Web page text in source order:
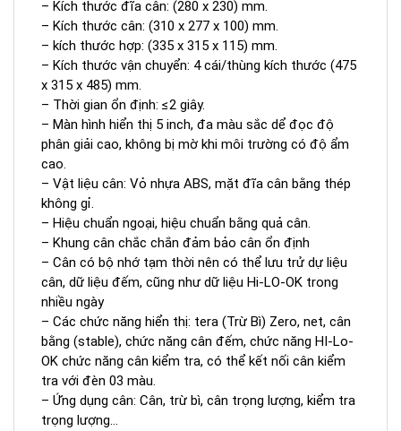
– Kích thước đĩa cân: (280 x 230) mm.
– Kích thước cân: (310 x 277 x 100) mm.
– kích thước hợp: (335 x 315 x 115) mm.
– Kích thước vận chuyển: 4 cái/thùng kích thước (475
x 315 x 485) mm.
– Thời gian ổn định: ≤2 giây.
– Màn hình hiển thị 5 inch, đa màu sắc dể đọc độ
phân giải cao, không bị mờ khi môi trường có độ ẩm
cao.
– Vật liệu cân: Vỏ nhựa ABS, mặt đĩa cân bằng thép
không gỉ.
– Hiệu chuẩn ngoại, hiệu chuẩn bằng quả cân.
– Khung cân chắc chắn đảm bảo cân ổn định
– Cân có bộ nhớ tạm thời nên có thể lưu trử dự liệu
cân, dữ liệu đếm, cũng như dữ liệu Hi-LO-OK trong
nhiều ngày
– Các chức năng hiển thị: tera (Trừ Bì) Zero, net, cân
bằng (stable), chức năng cân đếm, chức năng HI-Lo-
OK chức năng cân kiểm tra, có thể kết nối cân kiểm
tra với đèn 03 màu.
– Ứng dụng cân: Cân, trừ bì, cân trọng lượng, kiểm tra
trọng lượng…